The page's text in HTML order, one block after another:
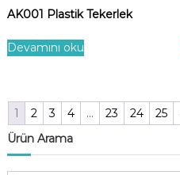
AK001 Plastik Tekerlek
Devamını oku
1 2 3 4 … 23 24 25
Ürün Arama